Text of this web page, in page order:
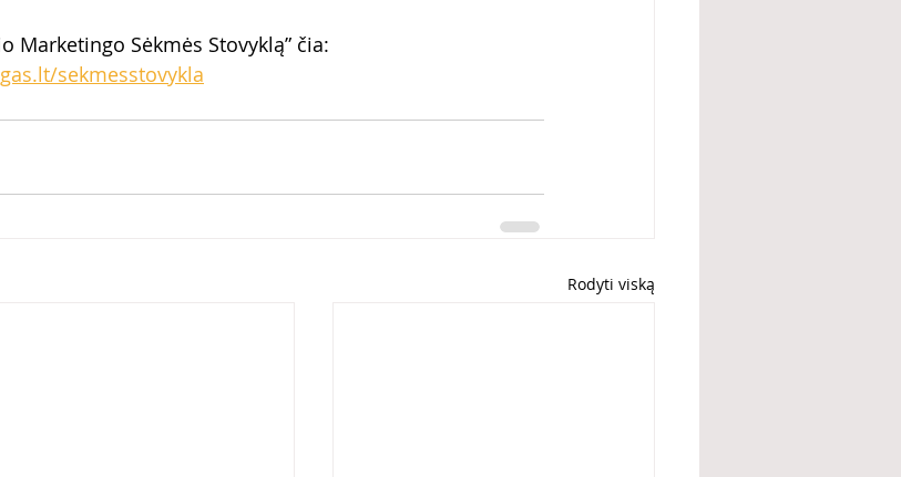
Marketingo Sėkmės Stovyklą” čia:
sekmesstovykla
Rodyti viską